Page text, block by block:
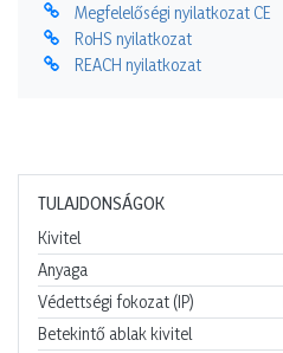
Megfelelőségi nyilatkozat CE
RoHS nyilatkozat
REACH nyilatkozat
TULAJDONSÁGOK
Kivitel
Anyaga
Védettségi fokozat (IP)
Betekintő ablak kivitel